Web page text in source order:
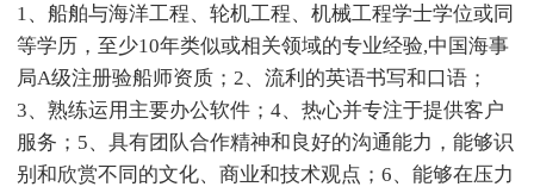
1、船舶与海洋工程、轮机工程、机械工程学士学位或同
等学历，至少10年类似或相关领域的专业经验,中国海事
局A级注册验船师资质；2、流利的英语书写和口语；
3、熟练运用主要办公软件；4、热心并专注于提供客户
服务；5、具有团队合作精神和良好的沟通能力，能够识
别和欣赏不同的文化、商业和技术观点；6、能够在压力